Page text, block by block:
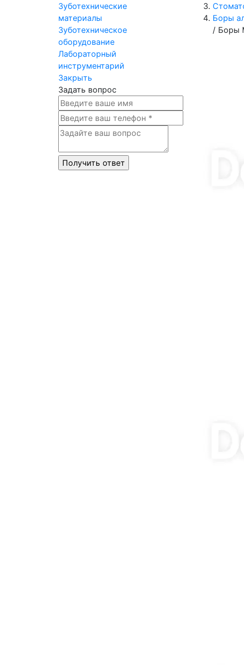
Зуботехнические
материалы
Зуботехническое
оборудование
Лабораторный
инструментарий
Закрыть
Задать вопрос
Боры
/ Боры